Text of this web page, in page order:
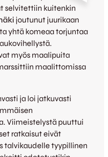
selvitettiin kuitenkin
joutunut juurikaan
yhtä komeaa torjuntaa
myös maalipuita
maalittomissa
ja loi jatkuvasti
Viimeistelystä puuttui
ratkaisut eivät
talvikaudelle tyypillinen